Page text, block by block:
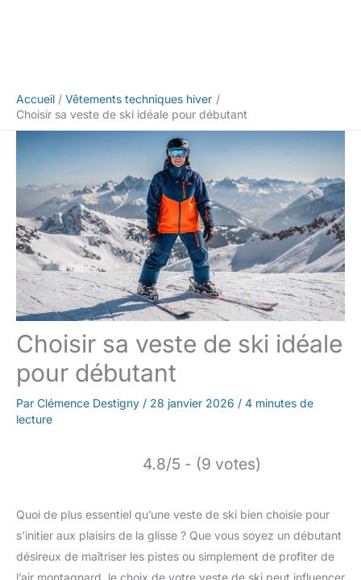
Accueil
Vêtements techniques hiver
Choisir sa veste de ski idéale pour débutant
Choisir sa veste de ski idéale
pour débutant
Par Clémence Destigny / 28 janvier 2026 / 4 minutes de
lecture
4.8/5 - (9 votes)
Quoi de plus essentiel qu’une veste de ski bien choisie pour
s’initier aux plaisirs de la glisse ? Que vous soyez un débutant
désireux de maîtriser les pistes ou simplement de profiter de
l’air montagnard, le choix de votre veste de ski peut influencer